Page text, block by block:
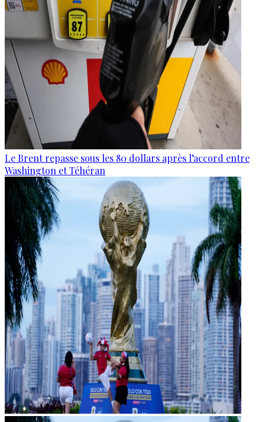
Le Brent repasse sous les 80 dollars après l’accord entre
Washington et Téhéran